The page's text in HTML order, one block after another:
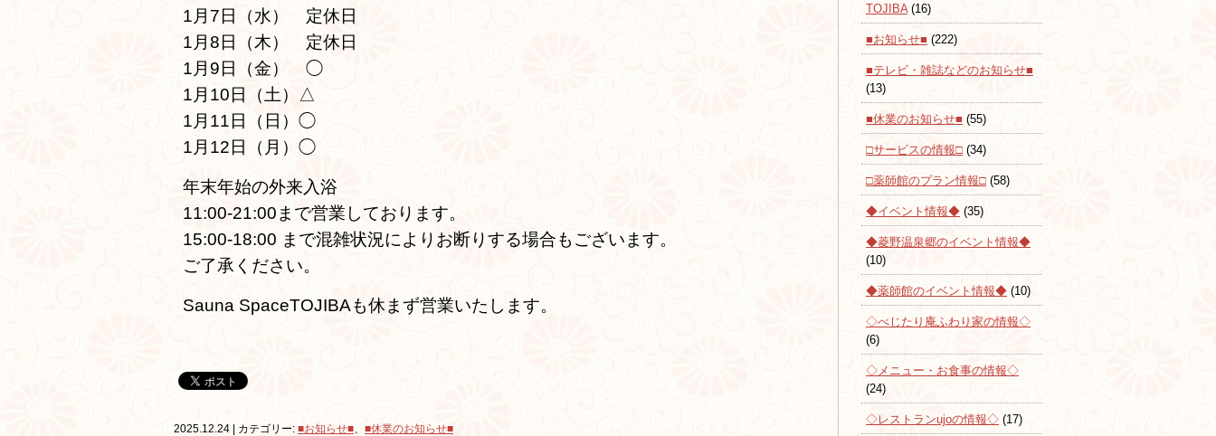
1月7日（水）　定休日
1月8日（木）　定休日
1月9日（金）　◯
1月10日（土）△
1月11日（日）◯
1月12日（月）◯
年末年始の外来入浴
11:00-21:00まで営業しております。
15:00-18:00 まで混雑状況によりお断りする場合もございます。
ご了承ください。
Sauna SpaceTOJIBAも休まず営業いたします。
2025.12.24 | カテゴリー: ■お知らせ■、 ■休業のお知らせ■
TOJIBA(16)
■お知らせ■ (222)
■テレビ・雑誌などのお知らせ■
(13)
■休業のお知らせ■ (55)
□サービスの情報□ (34)
□薬師館のプラン情報□ (58)
◆イベント情報◆ (35)
◆菱野温泉郷のイベント情報◆
(10)
◆薬師館のイベント情報◆ (10)
◇べじたり庵ふわり家の情報◇
(6)
◇メニュー・お食事の情報◇
(24)
◇レストランujoの情報◇ (17)